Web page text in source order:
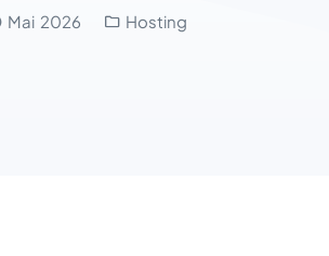
Datum:
Mai 2026 Kategorien:
Hosting